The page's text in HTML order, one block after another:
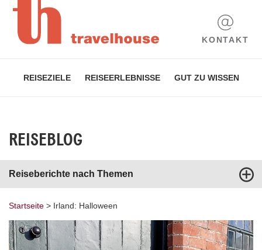
KONTAKT
REISEZIELE REISEERLEBNISSE GUT ZU WISSEN
REISEBLOG
Reiseberichte nach Themen
Startseite > Irland: Halloween